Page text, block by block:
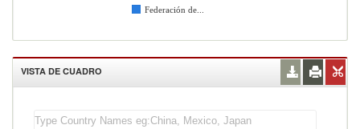
Federación de...
VISTA DE CUADRO